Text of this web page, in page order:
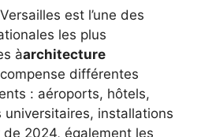
est l’une des
les plus
àarchitecture
différentes
: aéroports, hôtels,
universitaires, installations
2024, également les